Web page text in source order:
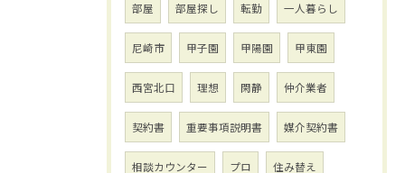
部屋 部屋探し 転勤 一人暮らし
尼崎市 甲子園 甲陽園 甲東園
西宮北口 理想 閑静 仲介業者
契約書 重要事項説明書 媒介契約書
相談カウンター プロ 住み替え